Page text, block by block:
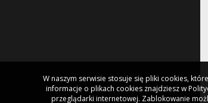
W naszym serwisie stosuje się pliki cookies,
informacje o plikach cookies znajdziesz w
przeglądarki internetowej. Zablokowanie